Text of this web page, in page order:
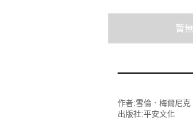
作者:雪倫．梅爾尼克
出版社:平安文化